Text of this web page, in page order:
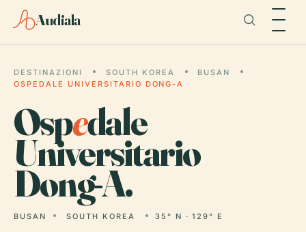
Audiala
DESTINAZIONI SOUTH KOREA
BUSAN
OSPEDALE UNIVERSITARIO DONG-A
Ospedale
Universitario
Dong-A.
BUSAN SOUTH KOREA 35° N · 129° E